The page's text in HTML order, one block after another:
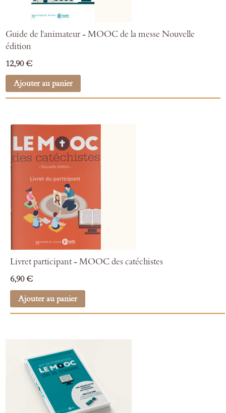
Guide de l'animateur - MOOC de la messe Nouvelle
édition
12,90 €
Ajouter au panier
Livret participant - MOOC des catéchistes
6,90 €
Ajouter au panier